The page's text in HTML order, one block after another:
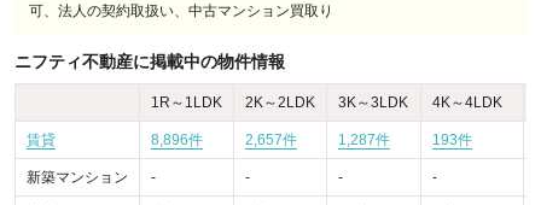
可、法人の契約取扱い、中古マンション買取り
ニフティ不動産に掲載中の物件情報
1R～1LDK 2K～2LDK 3K～3LDK 4K～4LDK
賃貸 8,896件 2,657件 1,287件 193件
新築マンション - - - -